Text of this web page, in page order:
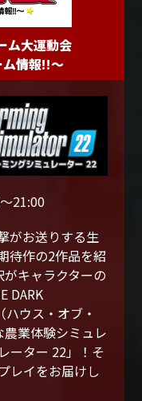
大運動会
ム情報!!～
21:00
がお送りする生
待作の2作品を紹
キャラクターの
DARK
ハウス・オブ・
業体験シミュレ
ーター 22」！そ
レイをお届けし